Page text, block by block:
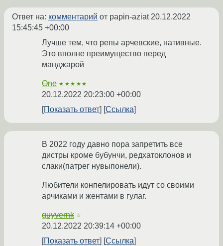
Ответ на: комментарий от papin-aziat 20.12.2022
15:45:45 +00:00
Лучше тем, что репы арчевские, нативные.
Это вполне преимущество перед
манджарой
One ★★★★★
20.12.2022 20:23:00 +00:00
Показать ответ
Ссылка
В 2022 году давно пора запретить все
дистры кроме бубунчи, редхатоклонов и
слаки(патрег нувыпонели).
Любители конпелировать идут со своими
арчиками и жентами в гулаг.
guyvernk ☆
20.12.2022 20:39:14 +00:00
Показать ответ
Ссылка